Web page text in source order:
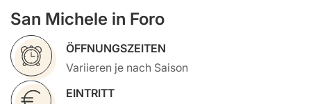
San Michele in Foro
ÖFFNUNGSZEITEN
Variieren je nach Saison
EINTRITT